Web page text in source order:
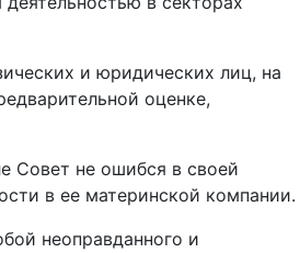
и юридических лиц, на
оценке,
Совет не ошибся в своей
в ее материнской компании.
неоправданного и